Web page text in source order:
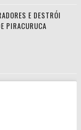
E DESTRÓI
PIRACURUCA